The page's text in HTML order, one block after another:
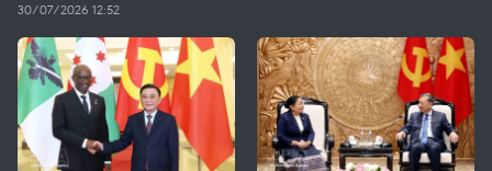
30/07/2026 12:52